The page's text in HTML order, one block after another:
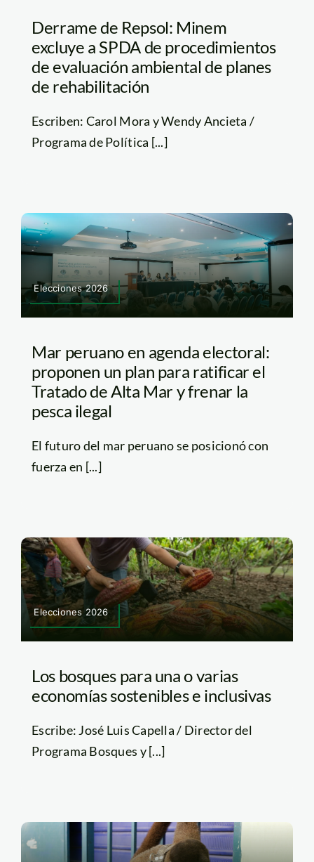
Derrame de Repsol: Minem
excluye a SPDA de procedimientos
de evaluación ambiental de planes
de rehabilitación
Escriben: Carol Mora y Wendy Ancieta /
Programa de Política [...]
Elecciones 2026
Mar peruano en agenda electoral:
proponen un plan para ratificar el
Tratado de Alta Mar y frenar la
pesca ilegal
El futuro del mar peruano se posicionó con
fuerza en [...]
Elecciones 2026
Los bosques para una o varias
economías sostenibles e inclusivas
Escribe: José Luis Capella / Director del
Programa Bosques y [...]